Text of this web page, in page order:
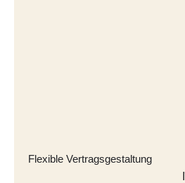
Flexible Vertragsgestaltung